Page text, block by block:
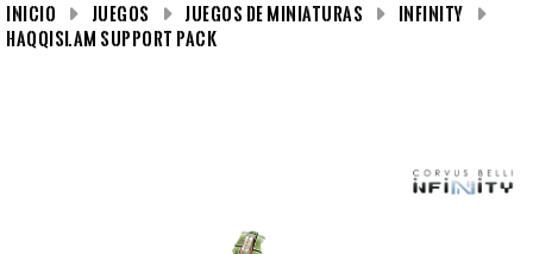
INICIO Juegos Juegos de miniaturas
Infinity
Haqqislam Support Pack